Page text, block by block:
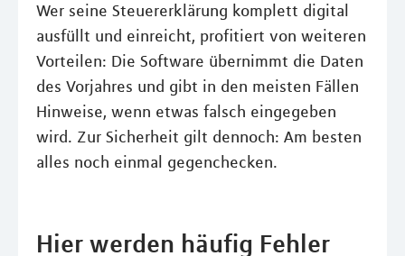
Wer seine Steuererklärung komplett digital
ausfüllt und einreicht, profitiert von weiteren
Vorteilen: Die Software übernimmt die Daten
des Vorjahres und gibt in den meisten Fällen
Hinweise, wenn etwas falsch eingegeben
wird. Zur Sicherheit gilt dennoch: Am besten
alles noch einmal gegenchecken.
Hier werden häufig Fehler